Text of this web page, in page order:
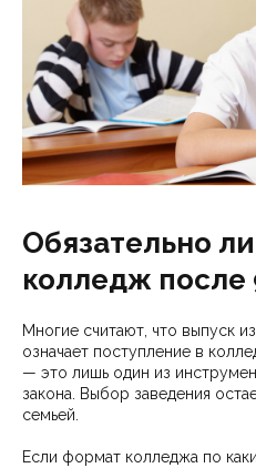
Обязательно
колледж после
Многие считают, что выпуск
означает поступление в
— это лишь один из
закона. Выбор заведения
семьей.
Если формат колледжа по